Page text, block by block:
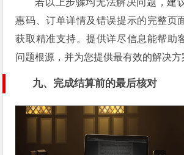
若以上步骤均无法解决问题，建
惠码、订单详情及错误提示的完整页
获取精准支持。提供详尽信息能帮助
问题根源，并为您提供最有效的解决方
九、完成结算前的最后核对